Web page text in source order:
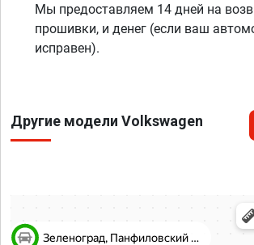
Мы предоставляем 14 дней на
прошивки, и денег (если ваш
исправен).
Другие модели Volkswagen